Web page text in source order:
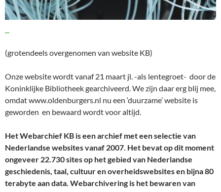
(grotendeels overgenomen van website KB)
Onze website wordt vanaf 21 maart jl. -als lentegroet- door de
Koninklijke Bibliotheek gearchiveerd. We zijn daar erg blij mee,
omdat www.oldenburgers.nl nu een ‘duurzame’ website is
geworden en bewaard wordt voor altijd.
Het Webarchief KB is een archief met een selectie van
Nederlandse websites vanaf 2007. Het bevat op dit moment
ongeveer 22.730 sites op het gebied van Nederlandse
geschiedenis, taal, cultuur en overheidswebsites en bijna 80
terabyte aan data. Webarchivering is het bewaren van